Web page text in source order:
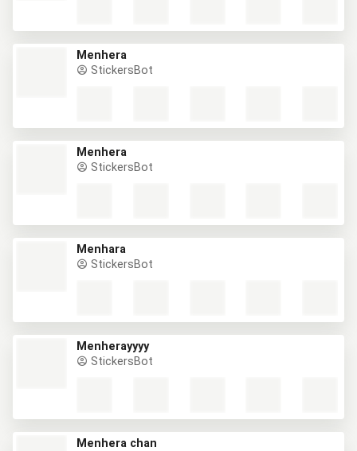
Menhera
StickersBot
Menhera
StickersBot
Menhara
StickersBot
Menherayyyy
StickersBot
Menhera chan